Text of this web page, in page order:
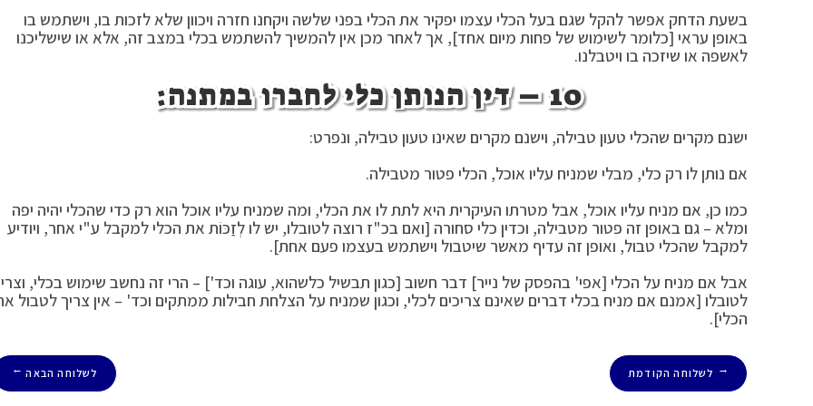
בשעת הדחק אפשר להקל שגם בעל הכלי עצמו יפקיר את הכלי בפני שלשה ויקחנו חזרה ויכוון שלא לזכות בו, וישתמש בו
באופן עראי [כלומר לשימוש של פחות מיום אחד], אך לאחר מכן אין להמשיך להשתמש בכלי במצב זה, אלא או שישליכנו
לאשפה או שיזכה בו ויטבלנו.
10 – דין הנותן כלי לחברו במתנה:
ישנם מקרים שהכלי טעון טבילה, וישנם מקרים שאינו טעון טבילה, ונפרט:
אם נותן לו רק כלי, מבלי שמניח עליו אוכל, הכלי פטור מטבילה.
כמו כן, אם מניח עליו אוכל, אבל מטרתו העיקרית היא לתת לו את הכלי, ומה שמניח עליו אוכל הוא רק כדי שהכלי יהיה יפה
ומלא – גם באופן זה פטור מטבילה, וכדין כלי סחורה [ואם בכ"ז רוצה לטובלו, יש לו לְזַכּוֹת את הכלי למקבל ע"י אחר, ויודיע
למקבל שהכלי טבול, ואופן זה עדיף מאשר שיטבול וישתמש בעצמו פעם אחת].
אבל אם מניח על הכלי [אפי' בהפסק של נייר] דבר חשוב [כגון תבשיל כלשהוא, עוגה וכד'] – הרי זה נחשב שימוש בכלי,
לטובלו [אמנם אם מניח בכלי דברים שאינם צריכים לכלי, וכגון שמניח על הצלחת חבילות ממתקים וכד' – אין צריך לטבול
הכלי].
← לשלוחה הקודמת לשלוחה הבאה →